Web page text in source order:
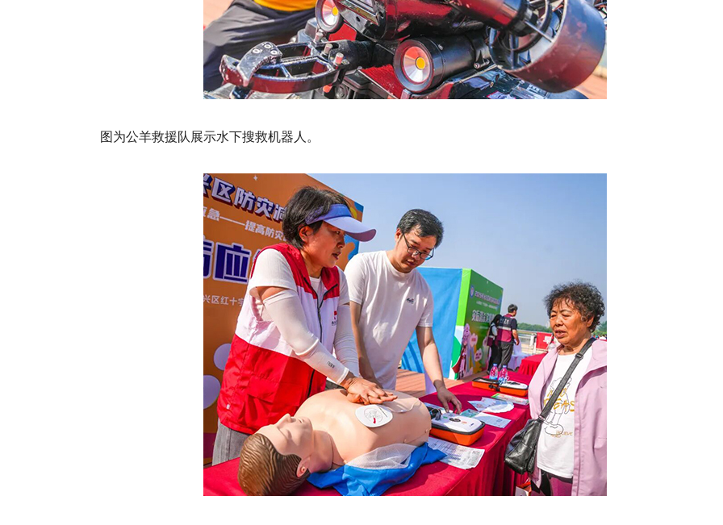
图为公羊救援队展示水下搜救机器人。